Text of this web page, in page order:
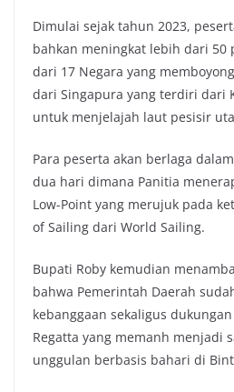
Dimulai sejak tahun 2023,
bahkan meningkat lebih dari 50
dari 17 Negara yang
dari Singapura yang terdiri dari
untuk menjelajah laut pesisir
Para peserta akan berlaga
dua hari dimana Panitia
Low-Point yang merujuk pada
of Sailing dari World Sailing.
Bupati Roby kemudian
bahwa Pemerintah Daerah
kebanggaan sekaligus
Regatta yang memanh menjadi
unggulan berbasis bahari di